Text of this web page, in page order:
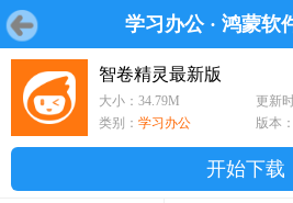
学习办公· 鸿蒙软
首页 游戏 软件
游戏 软件 鸿蒙
游戏
鸿蒙
软件
专题
智卷精灵最新版
大小：34.79M
更新
类别： 学习办公 版本
开始下载